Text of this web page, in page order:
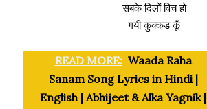
सबके दिलों विच हो
गयी कुक्कड कूँ
READ MORE: Waada Raha
Sanam Song Lyrics in Hindi |
English | Abhijeet & Alka Yagnik |